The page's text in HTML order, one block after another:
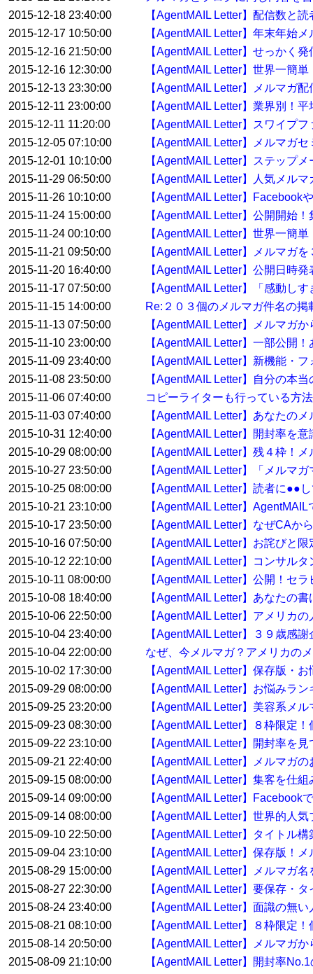
2015-12-18 23:40:00
【AgentMAIL Letter】配信数と
2015-12-17 10:50:00
【AgentMAIL Letter】年末年始
2015-12-16 21:50:00
【AgentMAIL Letter】せっかく
2015-12-16 12:30:00
【AgentMAIL Letter】世界一簡
2015-12-13 23:30:00
【AgentMAIL Letter】メルマガ
2015-12-11 23:00:00
【AgentMAIL Letter】業界別！
2015-12-11 11:20:00
【AgentMAIL Letter】スワイプ
2015-12-05 07:10:00
【AgentMAIL Letter】メルマガ
2015-12-01 10:10:00
【AgentMAIL Letter】ステップ
2015-11-29 06:50:00
【AgentMAIL Letter】人気メル
2015-11-26 10:10:00
【AgentMAIL Letter】Facebook
2015-11-24 15:00:00
【AgentMAIL Letter】公開開始
2015-11-24 00:10:00
【AgentMAIL Letter】世界一簡
2015-11-21 09:50:00
【AgentMAIL Letter】メルマガ
2015-11-20 16:40:00
【AgentMAIL Letter】公開日時
2015-11-17 07:50:00
【AgentMAIL Letter】「感動し
2015-11-15 14:00:00
Re:２０３個のメルマガ件名の
2015-11-13 07:50:00
【AgentMAIL Letter】メルマガ
2015-11-10 23:00:00
【AgentMAIL Letter】一部公開
2015-11-09 23:40:00
【AgentMAIL Letter】新機能・
2015-11-08 23:50:00
【AgentMAIL Letter】自分の本
2015-11-06 07:40:00
コピーライターも行っている方
2015-11-03 07:40:00
【AgentMAIL Letter】あなたの
2015-10-31 12:40:00
【AgentMAIL Letter】開封率を
2015-10-29 08:00:00
【AgentMAIL Letter】残４枠！
2015-10-27 23:50:00
【AgentMAIL Letter】「メルマ
2015-10-25 08:00:00
【AgentMAIL Letter】読者に●●
2015-10-21 23:10:00
【AgentMAIL Letter】
2015-10-17 23:50:00
【AgentMAIL Letter】なぜCAか
2015-10-16 07:50:00
【AgentMAIL Letter】お詫びと
2015-10-12 22:10:00
【AgentMAIL Letter】コンサル
2015-10-11 08:00:00
【AgentMAIL Letter】公開！セ
2015-10-08 18:40:00
【AgentMAIL Letter】あなたの
2015-10-06 22:50:00
【AgentMAIL Letter】アメリカ
2015-10-04 23:40:00
【AgentMAIL Letter】３９歳感
2015-10-04 22:00:00
なぜ、今メルマガ？アメリカの
2015-10-02 17:30:00
【AgentMAIL Letter】保存版・
2015-09-29 08:00:00
【AgentMAIL Letter】お悩みラ
2015-09-25 23:20:00
【AgentMAIL Letter】美容系メ
2015-09-23 08:30:00
【AgentMAIL Letter】８枠限定
2015-09-22 23:10:00
【AgentMAIL Letter】開封率を
2015-09-21 22:40:00
【AgentMAIL Letter】メルマガ
2015-09-15 08:00:00
【AgentMAIL Letter】集客を仕
2015-09-14 09:00:00
【AgentMAIL Letter】Facebook
2015-09-14 08:00:00
【AgentMAIL Letter】世界的人
2015-09-10 22:50:00
【AgentMAIL Letter】タイトル
2015-09-04 23:10:00
【AgentMAIL Letter】保存版！
2015-08-29 15:00:00
【AgentMAIL Letter】メルマガ
2015-08-27 22:30:00
【AgentMAIL Letter】要保存・
2015-08-24 23:40:00
【AgentMAIL Letter】面識の無
2015-08-21 08:10:00
【AgentMAIL Letter】８枠限定
2015-08-14 20:50:00
【AgentMAIL Letter】メルマガ
2015-08-09 21:10:00
【AgentMAIL Letter】開封率